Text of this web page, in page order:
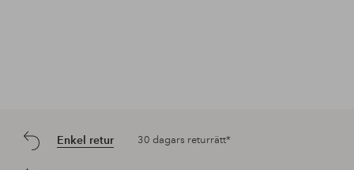
Enkel retur 30 dagars returrätt*